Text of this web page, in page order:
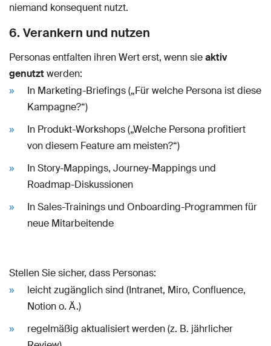
niemand konsequent nutzt.
6. Verankern und nutzen
Personas entfalten ihren Wert erst, wenn sieaktiv
genutztwerden:
In Marketing-Briefings („Für welche Persona ist diese
Kampagne?“)
In Produkt-Workshops („Welche Persona profitiert
von diesem Feature am meisten?“)
In Story-Mappings, Journey-Mappings und
Roadmap-Diskussionen
In Sales-Trainings und Onboarding-Programmen für
neue Mitarbeitende
Stellen Sie sicher, dass Personas:
leicht zugänglich sind (Intranet, Miro, Confluence,
Notion o. Ä.)
regelmäßig aktualisiert werden (z. B. jährlicher